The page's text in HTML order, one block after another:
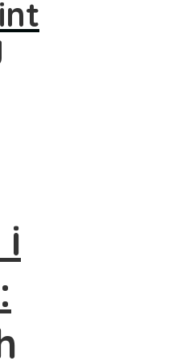
i